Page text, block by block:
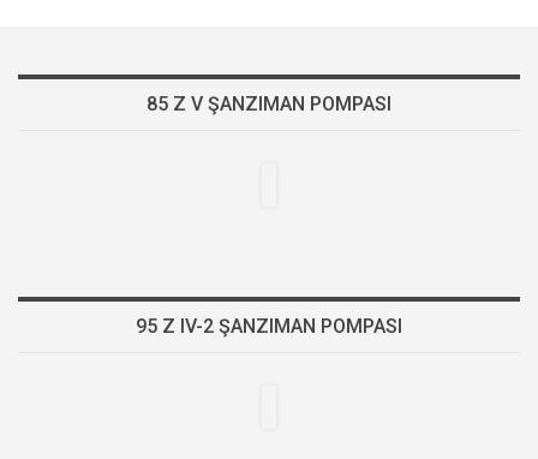
85 Z V ŞANZIMAN POMPASI
95 Z IV-2 ŞANZIMAN POMPASI